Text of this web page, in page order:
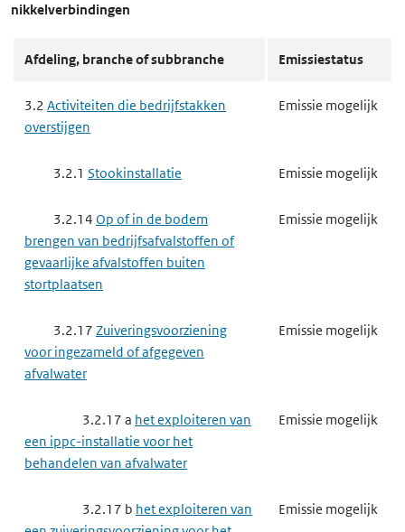
nikkelverbindingen
Afdeling, branche of subbranche Emissiestatus
3.2 Activiteiten die bedrijfstakken
overstijgen
Emissie mogelijk
3.2.1 Stookinstallatie Emissie mogelijk
3.2.14 Op of in de bodem
brengen van bedrijfsafvalstoffen of
gevaarlijke afvalstoffen buiten
stortplaatsen
Emissie mogelijk
3.2.17 Zuiveringsvoorziening
voor ingezameld of afgegeven
afvalwater
Emissie mogelijk
3.2.17 a het exploiteren van
een ippc-installatie voor het
behandelen van afvalwater
Emissie mogelijk
3.2.17 b het exploiteren van
Emissie mogelijk